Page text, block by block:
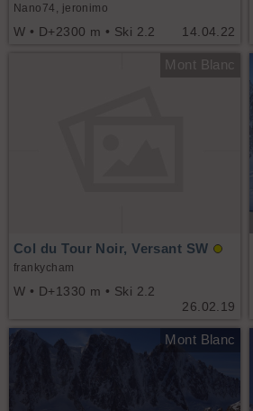
14.04.22
Nano74, jeronimo
W • D+2300 m • Ski 2.2
Mont Blanc
26.02.19
Col du Tour Noir, Versant SW
frankycham
W • D+1330 m • Ski 2.2
Mont Blanc